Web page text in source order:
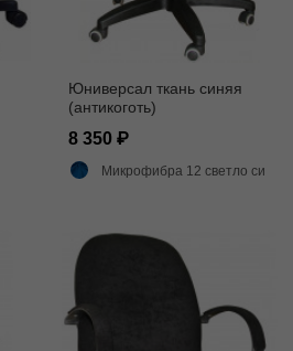
Юниверсал ткань синяя
(антикоготь)
8 350
Микрофибра 12 светло синий